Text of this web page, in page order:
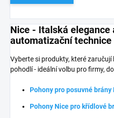
Nice - Italská
automatizační technice
Vyberte si produkty, které
pohodlí - ideální volbu pro firmy,
Pohony pro posuvné brány
Pohony Nice pro křídlové